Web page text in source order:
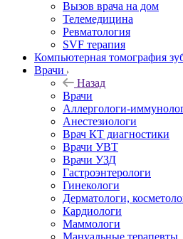
Вызов врача на дом
Телемедицина
Ревматология
SVF терапия
Компьютерная томография
Врачи
Назад
Врачи
Аллергологи-
Анестезиологи
Врач КТ диагностики
Врачи УВТ
Врачи УЗД
Гастроэнтерологи
Гинекологи
Дерматологи,
Кардиологи
Маммологи
Мануальные терапевты